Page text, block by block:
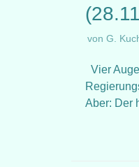
von G.
Vier
Aber: Der